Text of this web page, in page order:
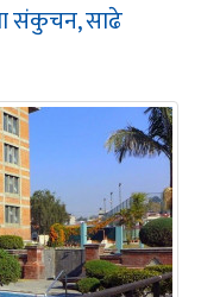
संकुचन, साढे